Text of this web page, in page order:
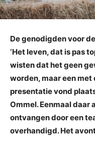
De genodigden voor
‘Het leven, dat is pas
wisten dat het geen
worden, maar een met
presentatie vond
Ommel. Eenmaal daar
ontvangen door een
overhandigd. Het